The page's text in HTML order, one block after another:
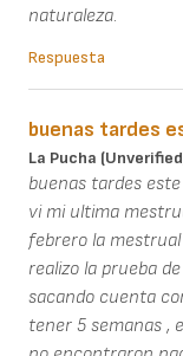
naturaleza.
Respuesta
buenas tardes
La Pucha
buenas tardes
vi mi ultima
febrero la
realizo la prueba
sacando cuenta
tener 5 semanas ,